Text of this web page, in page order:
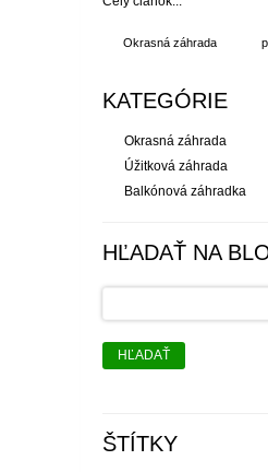
Okrasná záhrada
KATEGÓRIE
Okrasná záhrada
Úžitková záhrada
Balkónová záhradka
HĽADAŤ NA
HĽADAŤ
ŠTÍTKY